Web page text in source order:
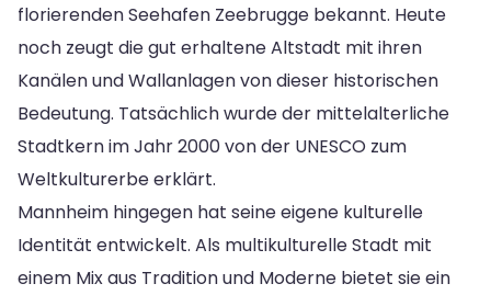
florierenden Seehafen Zeebrugge bekannt. Heute
noch zeugt die gut erhaltene Altstadt mit ihren
Kanälen und Wallanlagen von dieser historischen
Bedeutung. Tatsächlich wurde der mittelalterliche
Stadtkern im Jahr 2000 von der UNESCO zum
Weltkulturerbe erklärt.
Mannheim hingegen hat seine eigene kulturelle
Identität entwickelt. Als multikulturelle Stadt mit
einem Mix aus Tradition und Moderne bietet sie ein